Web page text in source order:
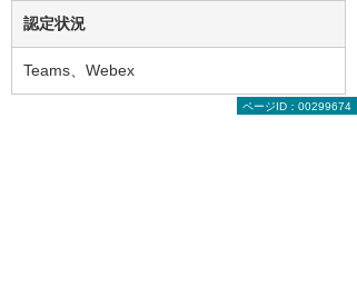
認定状況
Teams、Webex
ページID：00299674